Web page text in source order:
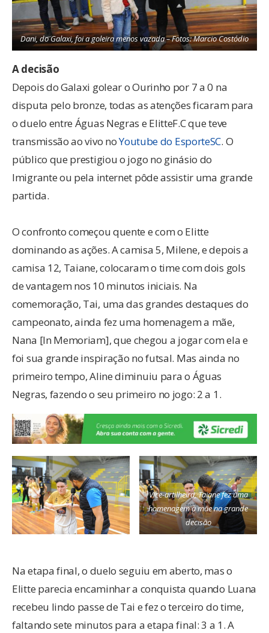
Dani, do Galaxi, foi a goleira menos vazada – Fotos: Marcio Costódio
A decisão
Depois do Galaxi golear o Ourinho por 7 a 0 na
disputa pelo bronze, todas as atenções ficaram para
o duelo entre Águas Negras e ElitteF.C que teve
transmissão ao vivo noYoutube do EsporteSC. O
público que prestigiou o jogo no ginásio do
Imigrante ou pela internet pôde assistir uma grande
partida.
O confronto começou quente e com o Elitte
dominando as ações. A camisa 5, Milene, e depois a
camisa 12, Taiane, colocaram o time com dois gols
de vantagem nos 10 minutos iniciais. Na
comemoração, Tai, uma das grandes destaques do
campeonato, ainda fez uma homenagem a mãe,
Nana [In Memoriam], que chegou a jogar com ela e
foi sua grande inspiração no futsal. Mas ainda no
primeiro tempo, Aline diminuiu para o Águas
Negras, fazendo o seu primeiro no jogo: 2 a 1.
Vice-artilheira, Taiane fez uma
homenagem à mãe na grande
decisão
Na etapa final, o duelo seguiu em aberto, mas o
Elitte parecia encaminhar a conquista quando Luana
recebeu lindo passe de Tai e fez o terceiro do time,
faltando sete minutos para a etapa final: 3 a 1. A